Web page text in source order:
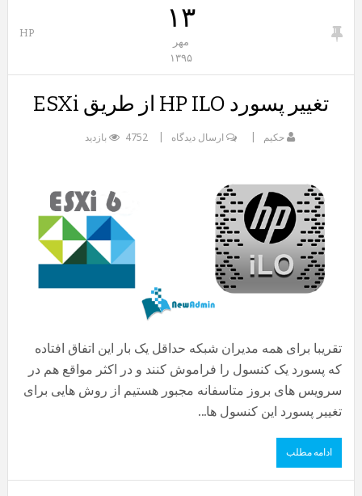
۱۳
مهر
۱۳۹۵
HP
تغییر پسورد HP ILO از طریق ESXi
حکیم ارسال دیدگاه 4752 بازدید
تقریبا برای همه مدیران شبکه حداقل یک بار این اتفاق افتاده
که پسورد یک کنسول را فراموش کنند و در اکثر مواقع هم در
سرویس های بروز متاسفانه مجبور هستیم از روش هایی برای
تغییر پسورد این کنسول ها...
ادامه مطلب